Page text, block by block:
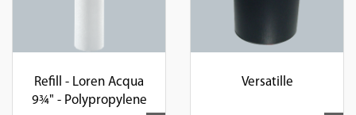
Refill - Loren Acqua
9¾" - Polypropylene
Versatille